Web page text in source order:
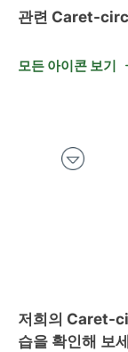
관련 Caret-
모든 아이콘 보기
저희의 Caret-
습을 확인해 보